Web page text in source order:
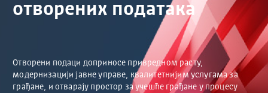
отворених података
Отворени подаци доприносе привредном расту,
модернизацији јавне управе, квалитетнијим услугама за
грађане, и отварају простор за учешће грађане у процесу